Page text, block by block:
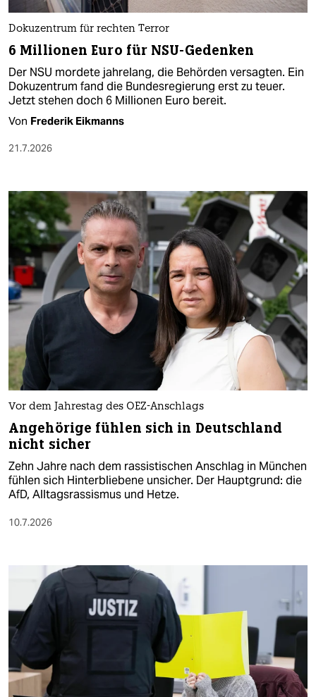
Dokuzentrum für rechten Terror
6 Millionen Euro für NSU-Gedenken
Der NSU mordete jahrelang, die Behörden versagten. Ein
Dokuzentrum fand die Bundesregierung erst zu teuer.
Jetzt stehen doch 6 Millionen Euro bereit.
Von Frederik Eikmanns
21.7.2026
Vor dem Jahrestag des OEZ-Anschlags
Angehörige fühlen sich in Deutschland
nicht sicher
Zehn Jahre nach dem rassistischen Anschlag in München
fühlen sich Hinterbliebene unsicher. Der Hauptgrund: die
AfD, Alltagsrassismus und Hetze.
10.7.2026